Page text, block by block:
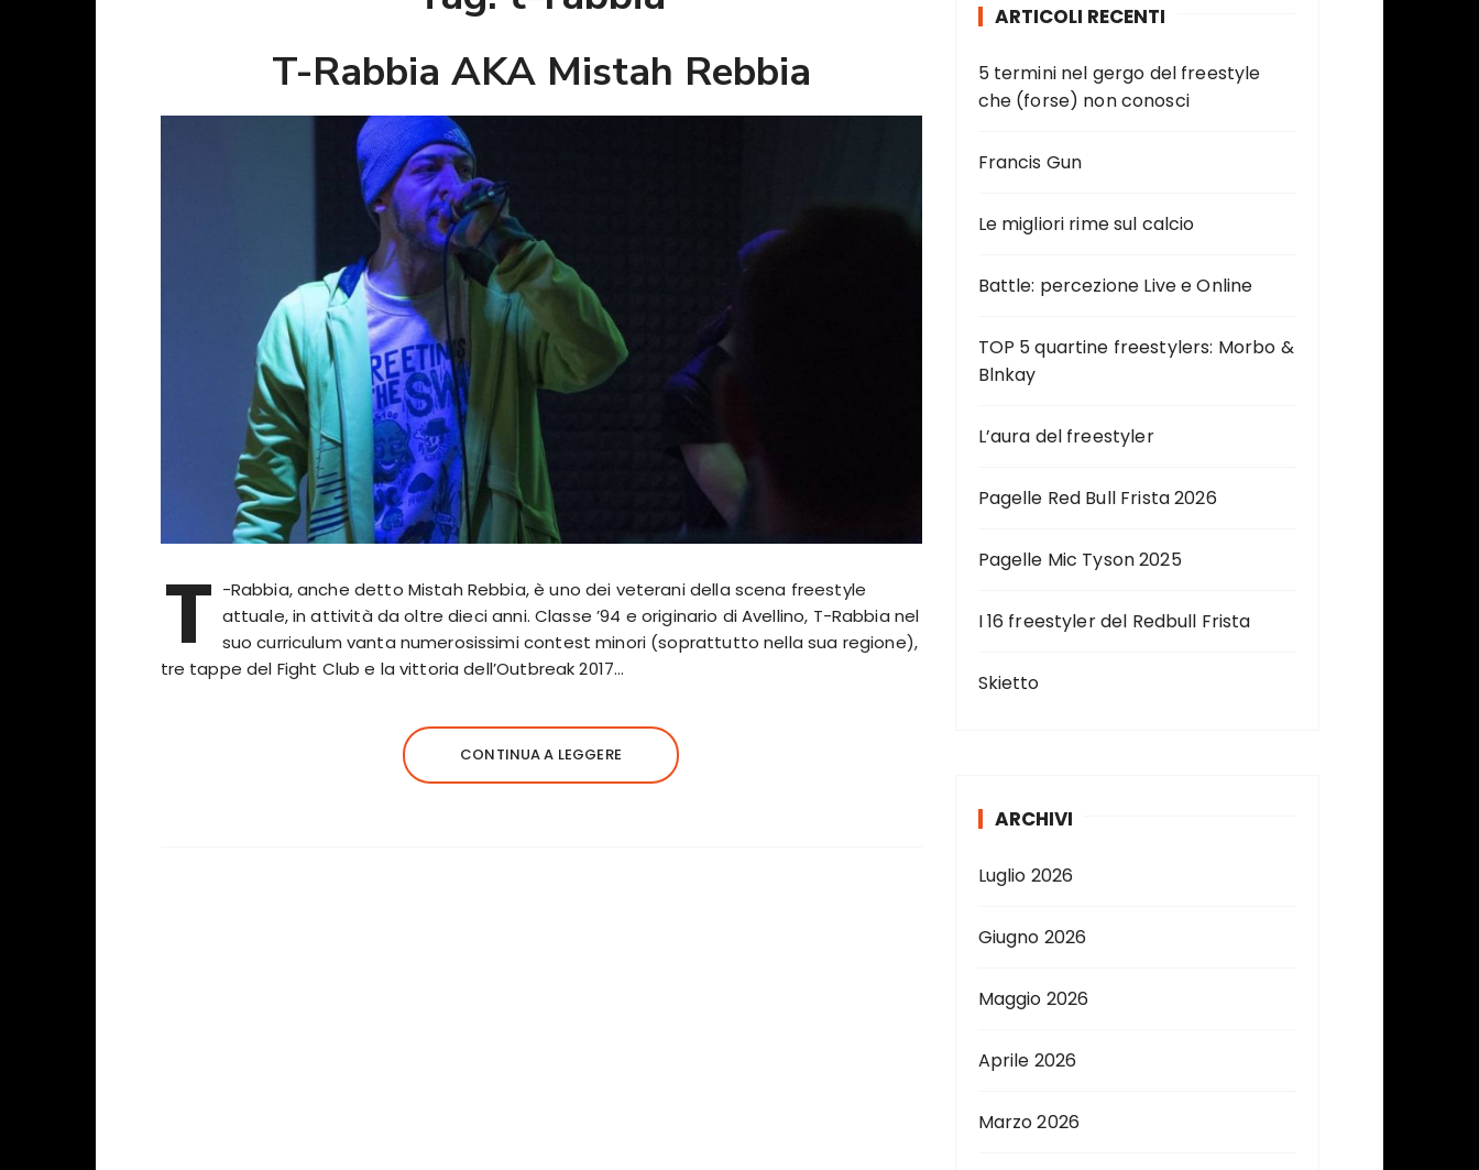
T-Rabbia AKA Mistah Rebbia
T -Rabbia, anche detto Mistah Rebbia, è uno dei veterani della scena freestyle
attuale, in attività da oltre dieci anni. Classe ’94 e originario di Avellino, T-Rabbia nel
suo curriculum vanta numerosissimi contest minori (soprattutto nella sua regione),
tre tappe del Fight Club e la vittoria dell’Outbreak 2017…
CONTINUA A LEGGERE
ARTICOLI RECENTI
5 termini nel gergo del freestyle
che (forse) non conosci
Francis Gun
Le migliori rime sul calcio
Battle: percezione Live e Online
TOP 5 quartine freestylers: Morbo &
Blnkay
L’aura del freestyler
Pagelle Red Bull Frista 2026
Pagelle Mic Tyson 2025
I 16 freestyler del Redbull Frista
Skietto
ARCHIVI
Luglio 2026
Giugno 2026
Maggio 2026
Aprile 2026
Marzo 2026